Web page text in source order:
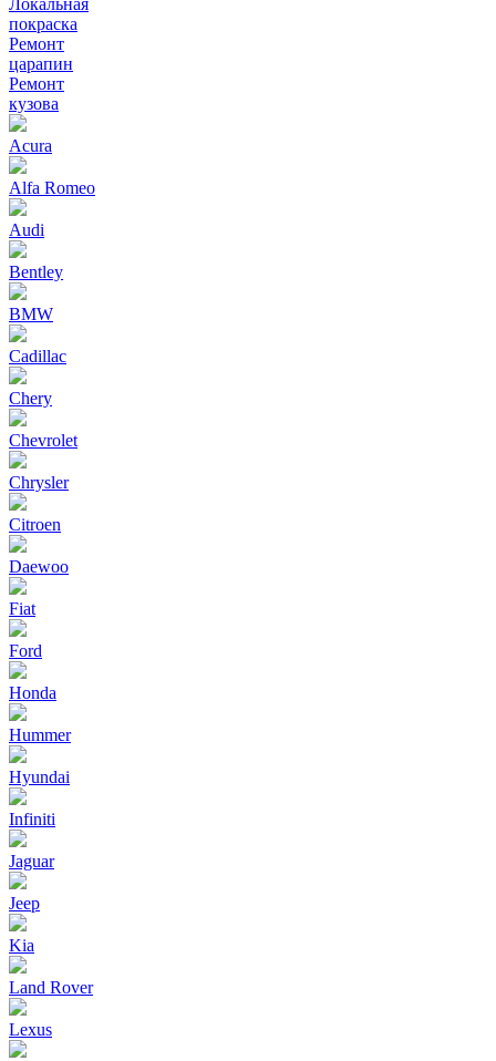
Локальная
покраска
Ремонт
царапин
Ремонт
кузова
Acura
Alfa Romeo
Audi
Bentley
BMW
Cadillac
Chery
Chevrolet
Chrysler
Citroen
Daewoo
Fiat
Ford
Honda
Hummer
Hyundai
Infiniti
Jaguar
Jeep
Kia
Land Rover
Lexus